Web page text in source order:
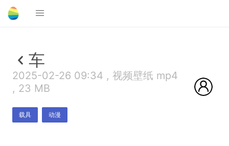
车
2025-02-26 09:34 , 视频壁纸 mp4
, 23 MB
载具 动漫